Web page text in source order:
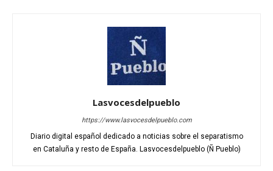
Lasvocesdelpueblo
https://www.lasvocesdelpueblo.com
Diario digital español dedicado a noticias sobre el separatismo
en Cataluña y resto de España. Lasvocesdelpueblo (Ñ Pueblo)